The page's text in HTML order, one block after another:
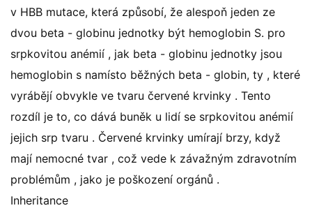
v HBB mutace, která způsobí, že alespoň jeden ze
dvou beta - globinu jednotky být hemoglobin S. pro
srpkovitou anémií , jak beta - globinu jednotky jsou
hemoglobin s namísto běžných beta - globin, ty , které
vyrábějí obvykle ve tvaru červené krvinky . Tento
rozdíl je to, co dává buněk u lidí se srpkovitou anémií
jejich srp tvaru . Červené krvinky umírají brzy, když
mají nemocné tvar , což vede k závažným zdravotním
problémům , jako je poškození orgánů .
Inheritance